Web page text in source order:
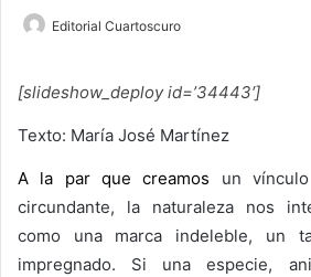
Editorial Cuartoscuro
[slideshow_deploy id=’34443′]
Texto: María José Martínez
A la par que creamos un
circundante, la naturaleza nos
como una marca indeleble, un
impregnado. Si una especie,